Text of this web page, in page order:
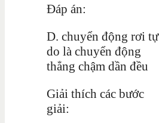
Đáp án:
D. chuyển động rơi tự
do là chuyển động
thẳng chậm dần đều
Giải thích các bước
giải: